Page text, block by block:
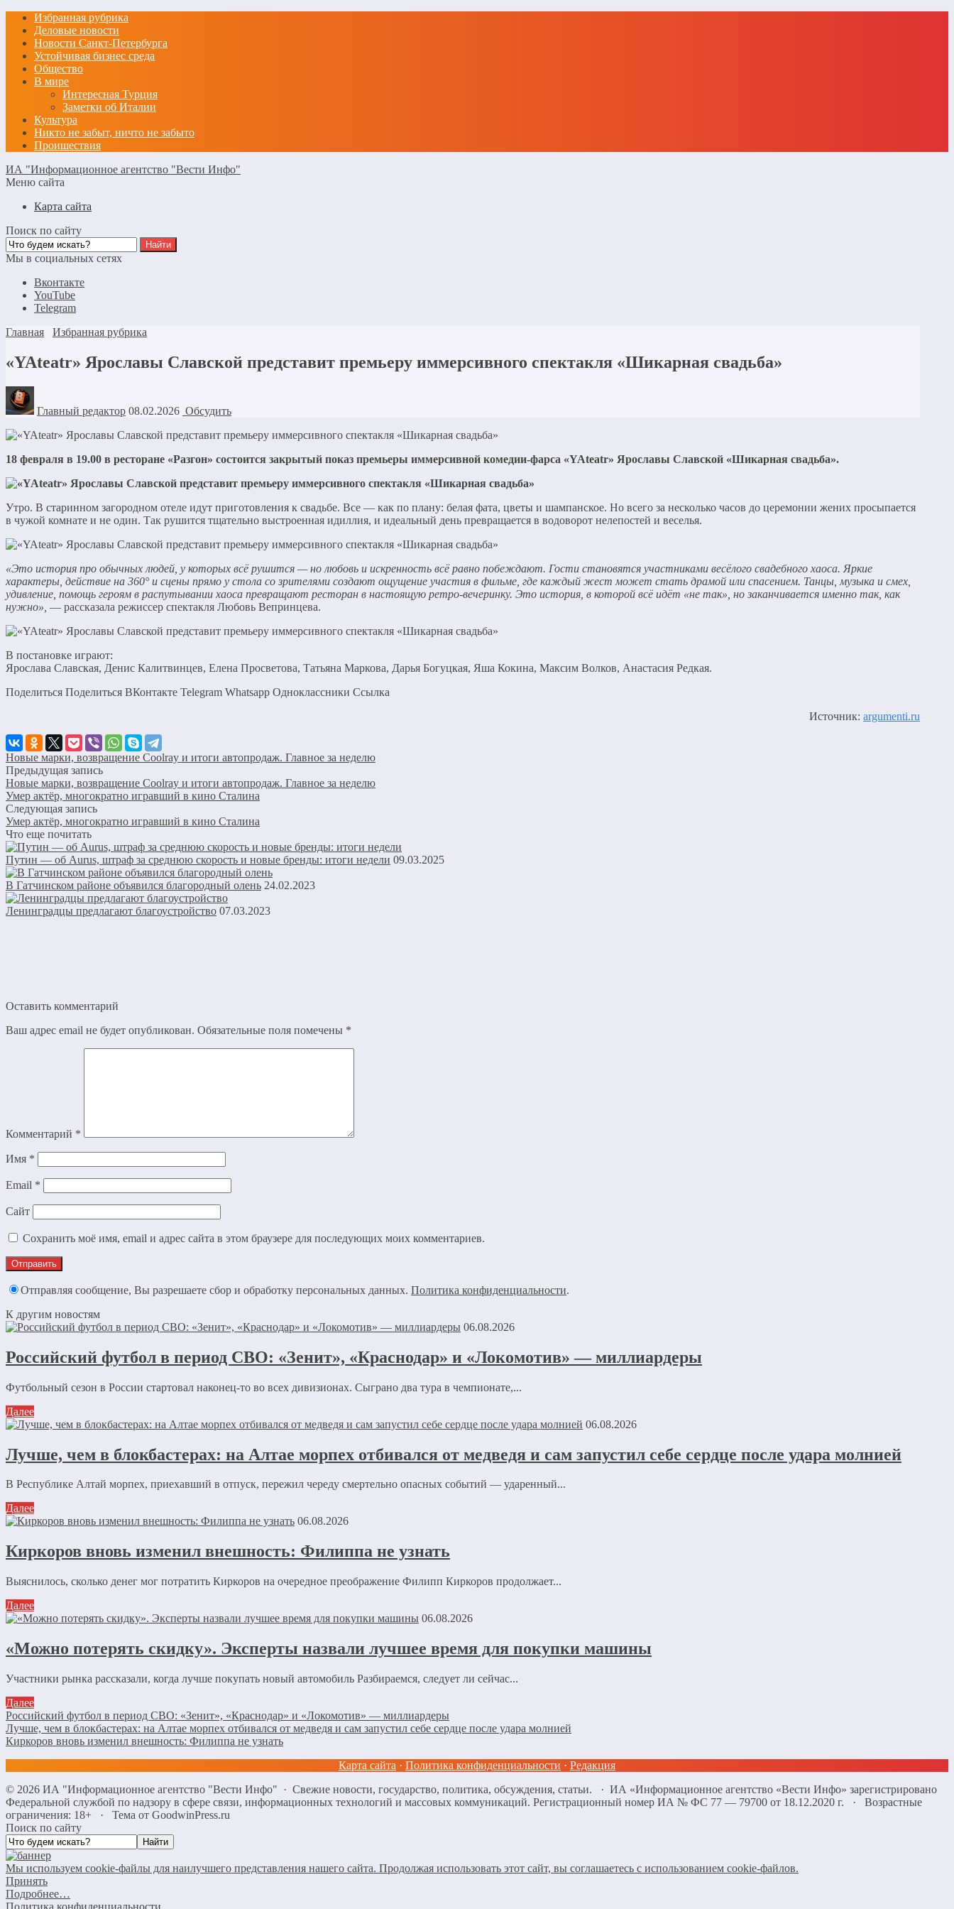
Избранная рубрика
Деловые новости
Новости Санкт-Петербурга
Устойчивая бизнес среда
Общество
В мире
Интересная Турция
Заметки об Италии
Культура
Никто не забыт, ничто не забыто
Проишествия
ИА "Информационное агентство "Вести Инфо"
Меню сайта
Карта сайта
Поиск по сайту
Мы в социальных сетях
Вконтакте
YouTube
Telegram
Главная
Избранная рубрика
«YAteatr» Ярославы Славской представит премьеру иммерсивного спектакля «Шикарная свадьба»
Главный редактор 08.02.2026 Обсудить
18 февраля в 19.00 в ресторане «Разгон» состоится закрытый показ премьеры иммерсивной комедии-фарса «YAteatr» Ярославы Славской «Шикарная свадьба».
Утро. В старинном загородном отеле идут приготовления к свадьбе. Все — как по плану: белая фата, цветы и шампанское. Но всего за несколько часов до церемонии жених просыпается
в чужой комнате и не один. Так рушится тщательно выстроенная идиллия, и идеальный день превращается в водоворот нелепостей и веселья.
«Это история про обычных людей, у которых всё рушится — но любовь и искренность всё равно побеждают. Гости становятся участниками весёлого свадебного хаоса. Яркие
характеры, действие на 360° и сцены прямо у стола со зрителями создают ощущение участия в фильме, где каждый жест может стать драмой или спасением. Танцы, музыка и смех,
удивление, помощь героям в распутывании хаоса превращают ресторан в настоящую ретро-вечеринку. Это история, в которой всё идёт «не так», но заканчивается именно так, как
нужно», — рассказала режиссер спектакля Любовь Вепринцева.
В постановке играют:
Ярослава Славская, Денис Калитвинцев, Елена Просветова, Татьяна Маркова, Дарья Богуцкая, Яша Кокина, Максим Волков, Анастасия Редкая.
Поделиться Поделиться ВКонтакте Telegram Whatsapp Одноклассники Cсылка
Источник:argumenti.ru
Новые марки, возвращение Coolray и итоги автопродаж. Главное за неделю
Предыдущая запись
Новые марки, возвращение Coolray и итоги автопродаж. Главное за неделю
Умер актёр, многократно игравший в кино Сталина
Следующая запись
Умер актёр, многократно игравший в кино Сталина
Что еще почитать
Путин — об Aurus, штраф за среднюю скорость и новые бренды: итоги недели 09.03.2025
В Гатчинском районе объявился благородный олень 24.02.2023
Ленинградцы предлагают благоустройство 07.03.2023
Оставить комментарий
Ваш адрес email не будет опубликован. Обязательные поля помечены *
Комментарий *
Имя *
Email *
Сайт
Сохранить моё имя, email и адрес сайта в этом браузере для последующих моих комментариев.
Отправляя сообщение, Вы разрешаете сбор и обработку персональных данных. Политика конфиденциальности.
К другим новостям
06.08.2026
Российский футбол в период СВО: «Зенит», «Краснодар» и «Локомотив» — миллиардеры
Футбольный сезон в России стартовал наконец-то во всех дивизионах. Сыграно два тура в чемпионате,...
Далее
06.08.2026
Лучше, чем в блокбастерах: на Алтае морпех отбивался от медведя и сам запустил себе сердце после удара молнией
В Республике Алтай морпех, приехавший в отпуск, пережил череду смертельно опасных событий — ударенный...
Далее
06.08.2026
Киркоров вновь изменил внешность: Филиппа не узнать
Выяснилось, сколько денег мог потратить Киркоров на очередное преображение Филипп Киркоров продолжает...
Далее
06.08.2026
«Можно потерять скидку». Эксперты назвали лучшее время для покупки машины
Участники рынка рассказали, когда лучше покупать новый автомобиль Разбираемся, следует ли сейчас...
Далее
Российский футбол в период СВО: «Зенит», «Краснодар» и «Локомотив» — миллиардеры
Лучше, чем в блокбастерах: на Алтае морпех отбивался от медведя и сам запустил себе сердце после удара молнией
Киркоров вновь изменил внешность: Филиппа не узнать
Карта сайта · Политика конфиденциальности · Редакция
© 2026 ИА "Информационное агентство "Вести Инфо" · Свежие новости, государство, политика, обсуждения, статьи. · ИА «Информационное агентство «Вести Инфо» зарегистрировано
Федеральной службой по надзору в сфере связи, информационных технологий и массовых коммуникаций. Регистрационный номер ИА № ФС 77 — 79700 от 18.12.2020 г. · Возрастные
ограничения: 18+
· Тема от GoodwinPress.ru
Поиск по сайту
Мы используем cookie-файлы для наилучшего представления нашего сайта. Продолжая использовать этот сайт, вы соглашаетесь с использованием cookie-файлов.
Принять
Подробнее…
Политика конфиденциальности